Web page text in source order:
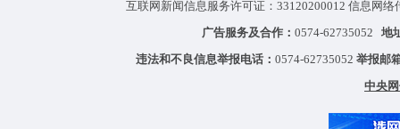
互联网新闻信息服务许可证：33120200012 信息网
广告服务及合作： 0574-62735052 地
违法和不良信息举报电话： 0574-62735052 举报邮
中央